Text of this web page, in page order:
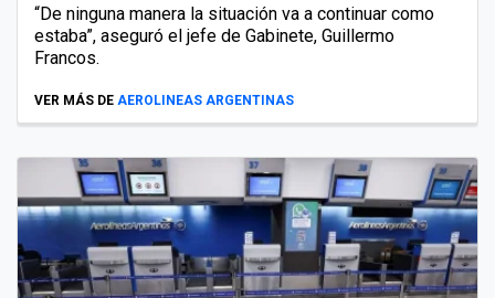
“De ninguna manera la situación va a continuar como
estaba”, aseguró el jefe de Gabinete, Guillermo
Francos.
VER MÁS DE AEROLINEAS ARGENTINAS